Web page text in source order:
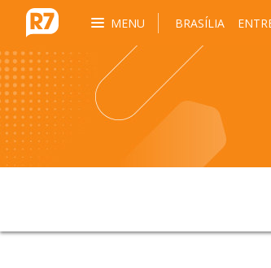
MENU BRASÍLIA